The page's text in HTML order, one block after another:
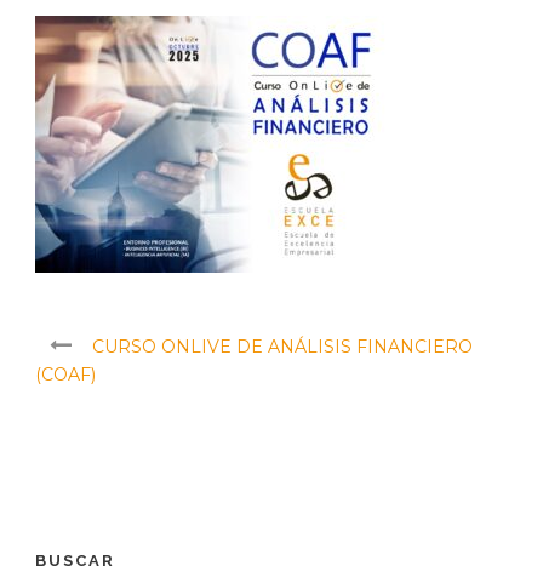
CURSO ONLIVE DE ANÁLISIS FINANCIERO
(COAF)
BUSCAR